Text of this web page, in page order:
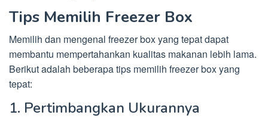
Tips Memilih Freezer Box
Memilih dan mengenal freezer box yang tepat dapat
membantu mempertahankan kualitas makanan lebih lama.
Berikut adalah beberapa tips memilih freezer box yang
tepat:
1. Pertimbangkan Ukurannya